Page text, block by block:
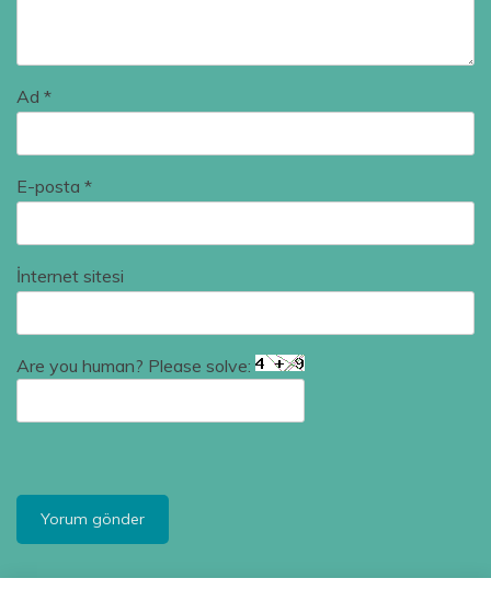
Ad *
E-posta *
İnternet sitesi
Are you human? Please solve: